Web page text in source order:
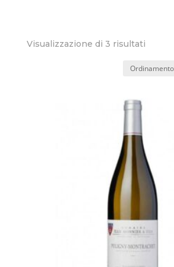
Visualizzazione di 3 risultati